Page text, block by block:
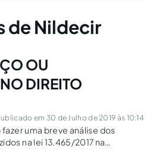
de Nildecir
OU
DIREITO
em 30 de Julho de 2019 às 10:14
uma breve análise dos
na lei 13.465/2017 na